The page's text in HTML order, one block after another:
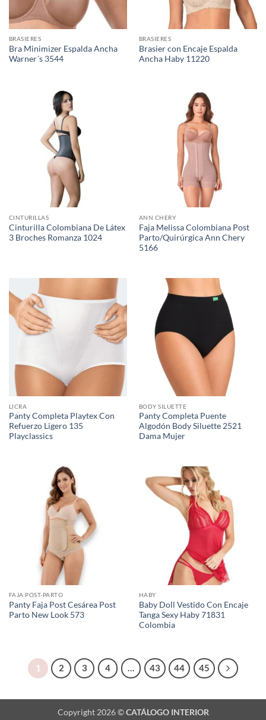
BRASIERES
Bra Minimizer Espalda Ancha
Warner´s 3544
BRASIERES
Brasier con Encaje Espalda
Ancha Haby 11220
CINTURILLAS
Cinturilla Colombiana De Látex
3 Broches Romanza 1024
ANN CHERY
Faja Melissa Colombiana Post
Parto/Quirúrgica Ann Chery
5166
LICRA
Panty Completa Playtex Con
Refuerzo Ligero 135
Playclassics
BODY SILUETTE
Panty Completa Puente
Algodón Body Siluette 2521
Dama Mujer
FAJA POST-PARTO
Panty Faja Post Cesárea Post
Parto New Look 573
HABY
Baby Doll Vestido Con Encaje
Tanga Sexy Haby 71831
Colombia
1 2 3 4 … 43 44 45
Copyright 2026 ©CATÁLOGO INTERIOR